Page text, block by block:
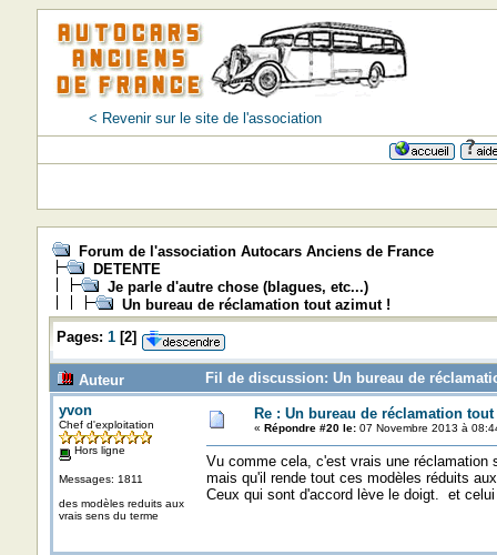
< Revenir sur le site de l'association
Forum de l'association Autocars Anciens de France
DETENTE
Je parle d'autre chose (blagues, etc...)
Un bureau de réclamation tout azimut !
Pages: 1[2]
Auteur
Fil de discussion: Un bureau de
yvon
Chef d'exploitation
Hors ligne
Messages: 1811
des modèles reduits aux
vrais sens du terme
Re : Un bureau de réclamation
« Répondre #20 le:07 Novembre 2013 à
Vu comme cela, c'est vrais une réclamation
mais qu'il rende tout ces modèles réduits
Ceux qui sont d'accord lève le doigt. et